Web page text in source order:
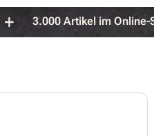
3.000 Artikel im Online-